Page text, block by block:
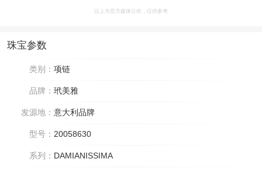
以上为官方媒体公价，仅供参考
珠宝参数
类别： 项链
品牌： 玳美雅
发源地： 意大利品牌
型号： 20058630
系列： DAMIANISSIMA